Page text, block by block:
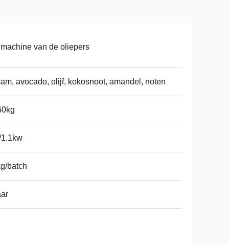
van de oliepers
avocado, olijf, kokosnoot, amandel, noten
batch